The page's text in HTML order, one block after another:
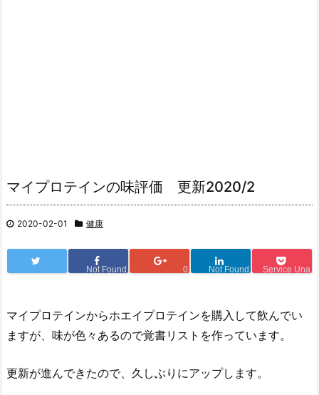
マイプロテインの味評価 更新2020/2
2020-02-01 健康
Not Found 0 Not Found Service Una
マイプロテインからホエイプロテインを購入して飲んでい
ますが、味が色々あるので覚書リストを作っています。
更新が進んできたので、久しぶりにアップします。